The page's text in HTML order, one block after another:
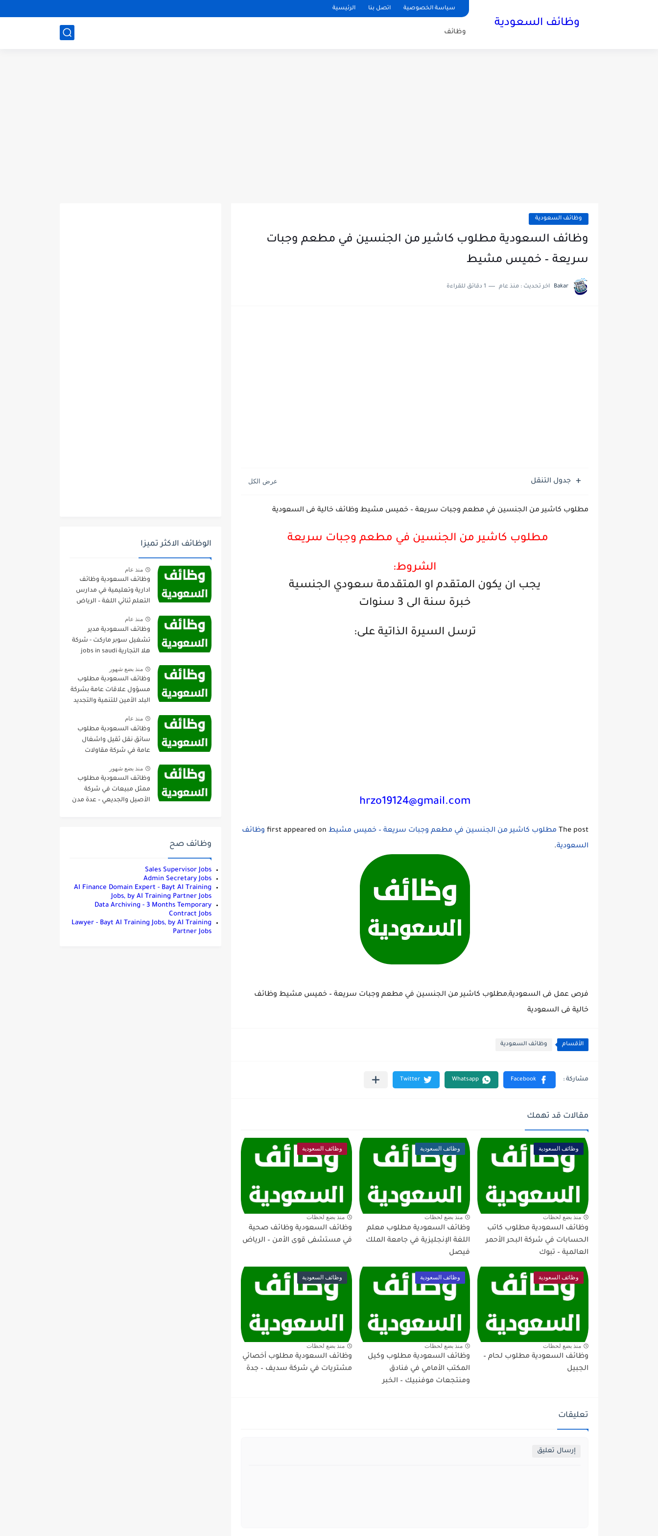
سياسة الخصوصية اتصل بنا الرئيسية
وظائف السعودية
وظائف
وظائف السعودية
وظائف السعودية مطلوب كاشير من الجنسين في مطعم وجبات
سريعة – خميس مشيط
Bakar اخر تحديث : منذ عام 1 دقائق للقراءة
جدول التنقل
مطلوب كاشير من الجنسين في مطعم وجبات سريعة – خميس مشيط وظائف خالية فى السعودية
مطلوب كاشير من الجنسين في مطعم وجبات سريعة
الشروط:
يجب ان يكون المتقدم او المتقدمة سعودي الجنسية
خبرة سنة الى 3 سنوات
ترسل السيرة الذاتية على:
hrzo19124@gmail.com
The post مطلوب كاشير من الجنسين في مطعم وجبات سريعة – خميس مشيط
وظائف
السعودية.
فرص عمل فى السعودية,مطلوب كاشير من الجنسين في مطعم وجبات سريعة – خميس مشيط وظائف
خالية فى السعودية
الأقسام وظائف السعودية
مقالات قد تهمك
وظائف السعودية
منذ بضع لحظات
وظائف السعودية مطلوب كاتب
الحسابات في شركة البحر الأحمر
العالمية – تبوك
وظائف السعودية
منذ بضع لحظات
وظائف السعودية مطلوب معلم
اللغة الإنجليزية في جامعة الملك
فيصل
وظائف السعودية
منذ بضع لحظات
وظائف السعودية وظائف صحية
في مستشفى قوى الأمن – الرياض
وظائف السعودية
منذ بضع لحظات
وظائف السعودية مطلوب لحام –
الجبيل
وظائف السعودية
منذ بضع لحظات
وظائف السعودية مطلوب وكيل
المكتب الأمامي في فنادق
ومنتجعات موفنبيك – الخبر
وظائف السعودية
منذ بضع لحظات
وظائف السعودية مطلوب أخصائي
مشتريات في شركة سديف – جدة
تعليقات
إرسال تعليق
الوظائف الاكثر تميزا
منذ عام
وظائف السعودية وظائف
ادارية وتعليمية في مدارس
التعلم ثنائي اللغة – الرياض
منذ عام
وظائف السعودية مدير
تشغيل سوبر ماركت - شركة
هلا التجارية jobs in saudi
منذ بضع شهور
وظائف السعودية مطلوب
مسؤول علاقات عامة بشركة
البلد الأمين للتنمية والتجديد
منذ عام
وظائف السعودية مطلوب
سائق نقل ثقيل واشغال
عامة في شركة مقاولات
منذ بضع شهور
وظائف السعودية مطلوب
ممثل مبيعات في شركة
الأصيل والجديعي – عدة مدن
وظائف صح
Sales Supervisor Jobs
Admin Secretary Jobs
AI Finance Domain Expert - Bayt AI Training
Jobs, by AI Training Partner Jobs
Data Archiving - 3 Months Temporary
Contract Jobs
Lawyer - Bayt AI Training Jobs, by AI Training
Partner Jobs